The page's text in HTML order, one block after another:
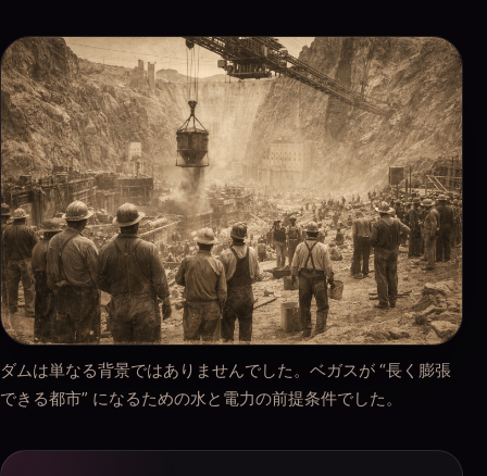
ダムは単なる背景ではありませんでした。ベガスが “長く膨張
できる都市” になるための水と電力の前提条件でした。